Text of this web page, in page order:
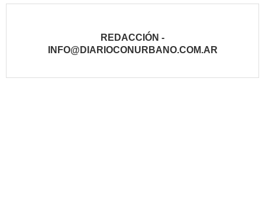
REDACCIÓN -
INFO@DIARIOCONURBANO.COM.AR